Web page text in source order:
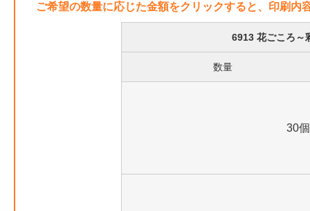
ご希望の数量に応じた金額をクリックすると、印刷内
6913 花ごころ～
数量
30個